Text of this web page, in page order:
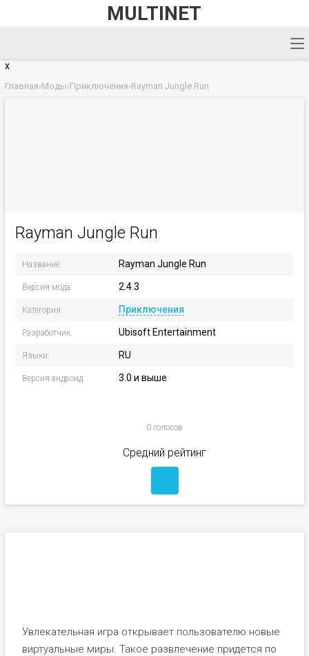
MULTINET
x
Главная›Моды›Приключения›Rayman Jungle Run
Rayman Jungle Run
Название: Rayman Jungle Run
Версия мода: 2.4.3
Категория: Приключения
Разработчик: Ubisoft Entertainment
Языки: RU
Версия андроид: 3.0 и выше
0 голосов
Средний рейтинг
Увлекательная игра открывает пользователю новые
виртуальные миры. Такое развлечение придется по